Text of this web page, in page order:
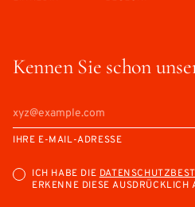
Kennen Sie schon
IHRE E-MAIL-ADRESSE
ICH HABE DIE
ERKENNE DIESE AUSDRÜCKLICH